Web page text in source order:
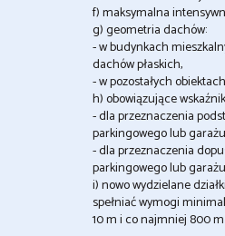
f) maksymalna
g) geometria dachów:
- w budynkach
dachów płaskich,
- w pozostałych
h) obowiązujące
- dla przeznaczenia
parkingowego lub
- dla przeznaczenia
parkingowego lub
i) nowo wydzielane
spełniać wymogi
10 m i co najmniej 800